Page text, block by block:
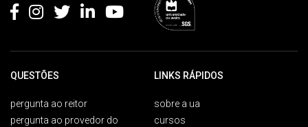
QUESTÕES
pergunta ao reitor
pergunta ao provedor do
LINKS RÁPIDOS
sobre a ua
cursos